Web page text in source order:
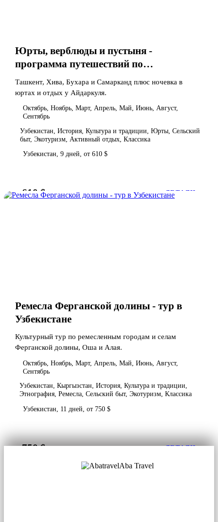
Юрты, верблюды и пустыня -
программа путешествий по
Узбекистану
Ташкент, Хива, Бухара и Самарканд плюс ночевка в
юртах и отдых у Айдаркуля.
Октябрь, Ноябрь, Март, Апрель, Май, Июнь, Август,
Сентябрь
Узбекистан, История, Культура и традиции, Юрты, Сельский
быт, Экотуризм, Активный отдых, Классика
Узбекистан, 9 дней, от 610 $
от610 $ ДЕТАЛИ
Ремесла Ферганской долины - тур в
Узбекистане
Культурный тур по ремесленным городам и селам
Ферганской долины, Оша и Алая.
Октябрь, Ноябрь, Март, Апрель, Май, Июнь, Август,
Сентябрь
Узбекистан, Кыргызстан, История, Культура и традиции,
Этнография, Ремесла, Сельский быт, Экотуризм, Классика
Узбекистан, 11 дней, от 750 $
от750 $ ДЕТАЛИ
Aba Travel